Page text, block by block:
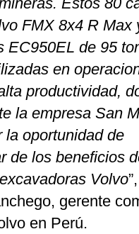
FMX 8x4 R Max
EC950EL de 95
en
productividad,
la empresa San
la oportunidad de
de los beneficios
Volvo
gerente
en Perú.